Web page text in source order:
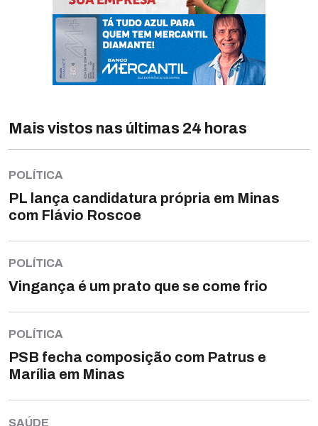
Mais vistos nas últimas 24 horas
POLÍTICA
PL lança candidatura própria em Minas
com Flávio Roscoe
POLÍTICA
Vingança é um prato que se come frio
POLÍTICA
PSB fecha composição com Patrus e
Marília em Minas
SAÚDE